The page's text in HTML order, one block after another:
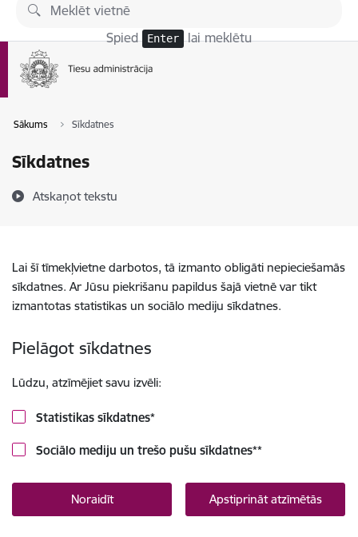
Pāriet uz lapas saturu
Spied Enter lai meklētu
Sākums Sīkdatnes
Sīkdatnes
Atskaņot tekstu
Lai šī tīmekļvietne darbotos, tā izmanto obligāti nepieciešamās
sīkdatnes. Ar Jūsu piekrišanu papildus šajā vietnē var tikt
izmantotas statistikas un sociālo mediju sīkdatnes.
Pielāgot sīkdatnes
Lūdzu, atzīmējiet savu izvēli:
Statistikas sīkdatnes*
Sociālo mediju un trešo pušu sīkdatnes**
Noraidīt Apstiprināt atzīmētās